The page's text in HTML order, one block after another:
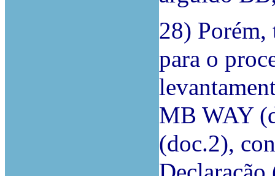
28) Porém,
para o
MB WAY
(doc.2),